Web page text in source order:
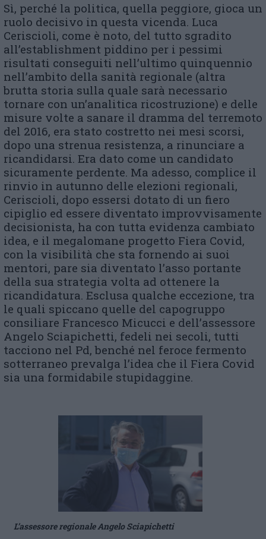
Sì, perché la politica, quella peggiore, gioca un
ruolo decisivo in questa vicenda. Luca
Ceriscioli, come è noto, del tutto sgradito
all’establishment piddino per i pessimi
risultati conseguiti nell’ultimo quinquennio
nell’ambito della sanità regionale (altra
brutta storia sulla quale sarà necessario
tornare con un’analitica ricostruzione) e delle
misure volte a sanare il dramma del terremoto
del 2016, era stato costretto nei mesi scorsi,
dopo una strenua resistenza, a rinunciare a
ricandidarsi. Era dato come un candidato
sicuramente perdente. Ma adesso, complice il
rinvio in autunno delle elezioni regionali,
Ceriscioli, dopo essersi dotato di un fiero
cipiglio ed essere diventato improvvisamente
decisionista, ha con tutta evidenza cambiato
idea, e il megalomane progetto Fiera Covid,
con la visibilità che sta fornendo ai suoi
mentori, pare sia diventato l’asso portante
della sua strategia volta ad ottenere la
ricandidatura. Esclusa qualche eccezione, tra
le quali spiccano quelle del capogruppo
consiliare Francesco Micucci e dell’assessore
Angelo Sciapichetti, fedeli nei secoli, tutti
tacciono nel Pd, benché nel feroce fermento
sotterraneo prevalga l’idea che il Fiera Covid
sia una formidabile stupidaggine.
L’assessore regionale Angelo Sciapichetti